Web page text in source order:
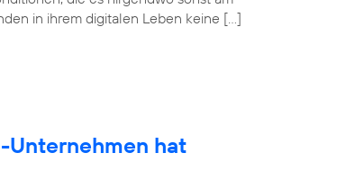
in ihrem digitalen Leben keine […]
Unternehmen hat